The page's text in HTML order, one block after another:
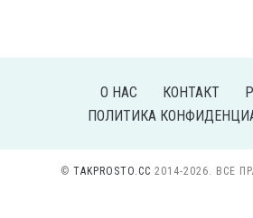
О НАС КОНТАКТ
ПОЛИТИКА
© TAKPROSTO.CC 2014-2026. ВСЕ